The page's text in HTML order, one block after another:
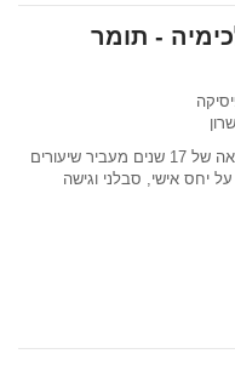
- תומר
פיזיקאי בעל נסיון הוראה של 17 שנים מעביר שיעורים
יחס אישי, סבלני וגישה